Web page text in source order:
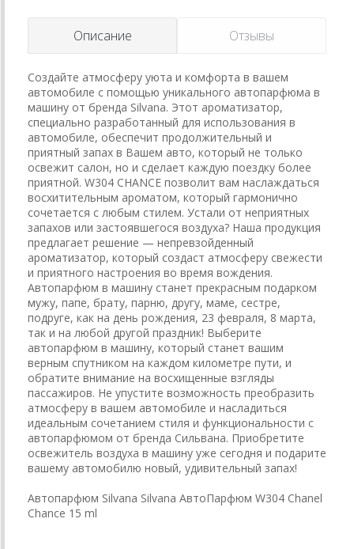
Описание Отзывы
Создайте атмосферу уюта и комфорта в вашем
автомобиле с помощью уникального автопарфюма в
машину от бренда Silvana. Этот ароматизатор,
специально разработанный для использования в
автомобиле, обеспечит продолжительный и
приятный запах в Вашем авто, который не только
освежит салон, но и сделает каждую поездку более
приятной. W304 CHANCE позволит вам наслаждаться
восхитительным ароматом, который гармонично
сочетается с любым стилем. Устали от неприятных
запахов или застоявшегося воздуха? Наша продукция
предлагает решение — непревзойденный
ароматизатор, который создаст атмосферу свежести
и приятного настроения во время вождения.
Автопарфюм в машину станет прекрасным подарком
мужу, папе, брату, парню, другу, маме, сестре,
подруге, как на день рождения, 23 февраля, 8 марта,
так и на любой другой праздник! Выберите
автопарфюм в машину, который станет вашим
верным спутником на каждом километре пути, и
обратите внимание на восхищенные взгляды
пассажиров. Не упустите возможность преобразить
атмосферу в вашем автомобиле и насладиться
идеальным сочетанием стиля и функциональности с
автопарфюмом от бренда Сильвана. Приобретите
освежитель воздуха в машину уже сегодня и подарите
вашему автомобилю новый, удивительный запах!
Автопарфюм Silvana Silvana АвтоПарфюм W304 Chanel
Chance 15 ml